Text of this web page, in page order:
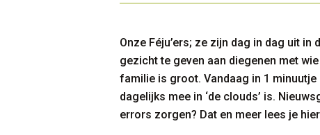
Onze Féju’ers; ze zijn dag in dag uit
gezicht te geven aan diegenen met
familie is groot. Vandaag in 1
dagelijks mee in ‘de clouds’ is.
errors zorgen? Dat en meer lees je